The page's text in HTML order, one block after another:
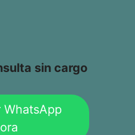
sin cargo
WhatsApp